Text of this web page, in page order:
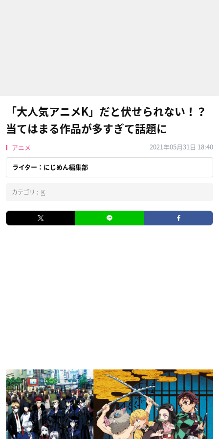
「大人気アニメK」だと伏せられない！？
当てはまる作品が多すぎて話題に
アニメ 2021年05月31日 18:40
ライター：にじめん編集部
カテゴリ : K